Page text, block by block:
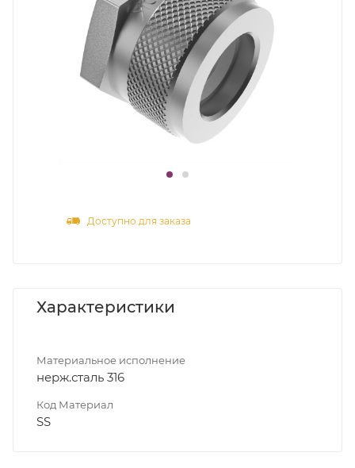
Доступно для заказа
Характеристики
Материальное исполнение
нерж.сталь 316
Код Материал
SS